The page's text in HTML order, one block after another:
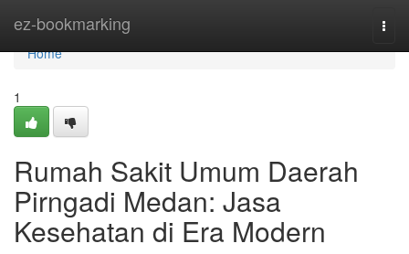
ez-bookmarking
Home
Home
1
Rumah Sakit Umum Daerah
Pirngadi Medan: Jasa
Kesehatan di Era Modern